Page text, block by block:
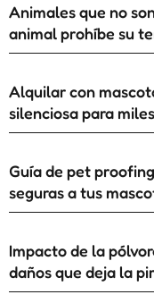
Animales que no
animal prohíbe su
Alquilar con
silenciosa para
Guía de pet
seguras a tus
Impacto de la
daños que deja la